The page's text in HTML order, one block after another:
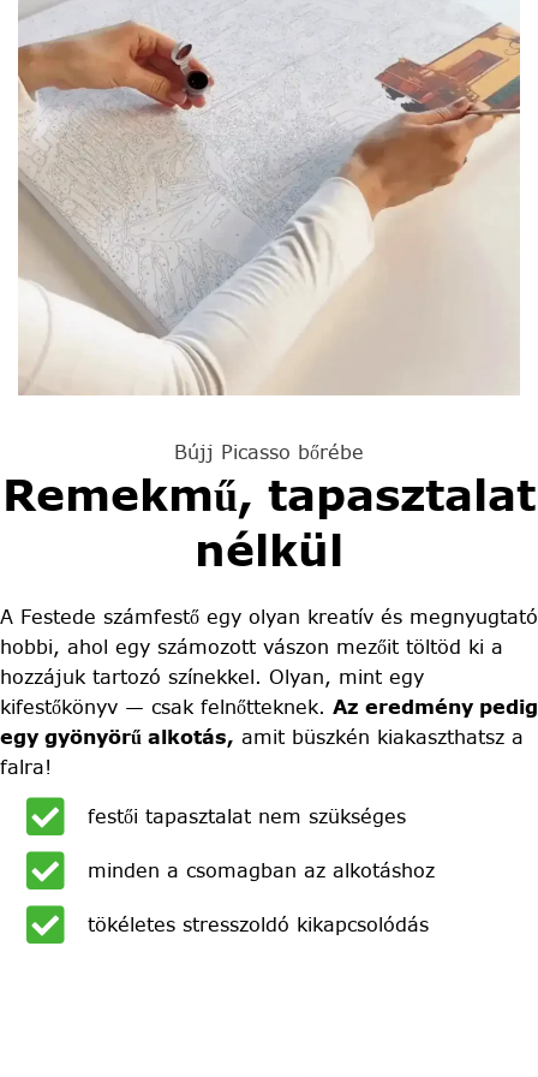
Bújj Picasso bőrébe
Remekmű, tapasztalat
nélkül
A Festede számfestő egy olyan kreatív és megnyugtató
hobbi, ahol egy számozott vászon mezőit töltöd ki a
hozzájuk tartozó színekkel. Olyan, mint egy
kifestőkönyv — csak felnőtteknek. Az eredmény pedig
egy gyönyörű alkotás, amit büszkén kiakaszthatsz a
falra!
festői tapasztalat nem szükséges
minden a csomagban az alkotáshoz
tökéletes stresszoldó kikapcsolódás